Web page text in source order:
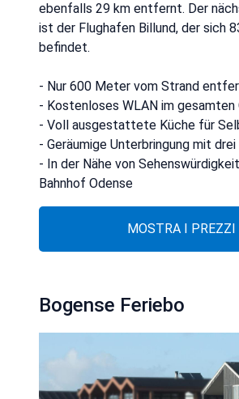
ebenfalls 29 km entfernt. Der
ist der Flughafen Billund, der sich
befindet.
- Nur 600 Meter vom Strand
- Kostenloses WLAN im gesamten
- Voll ausgestattete Küche für
- Geräumige Unterbringung mit
- In der Nähe von
Bahnhof Odense
MOSTRA I PREZZI
Bogense Feriebo